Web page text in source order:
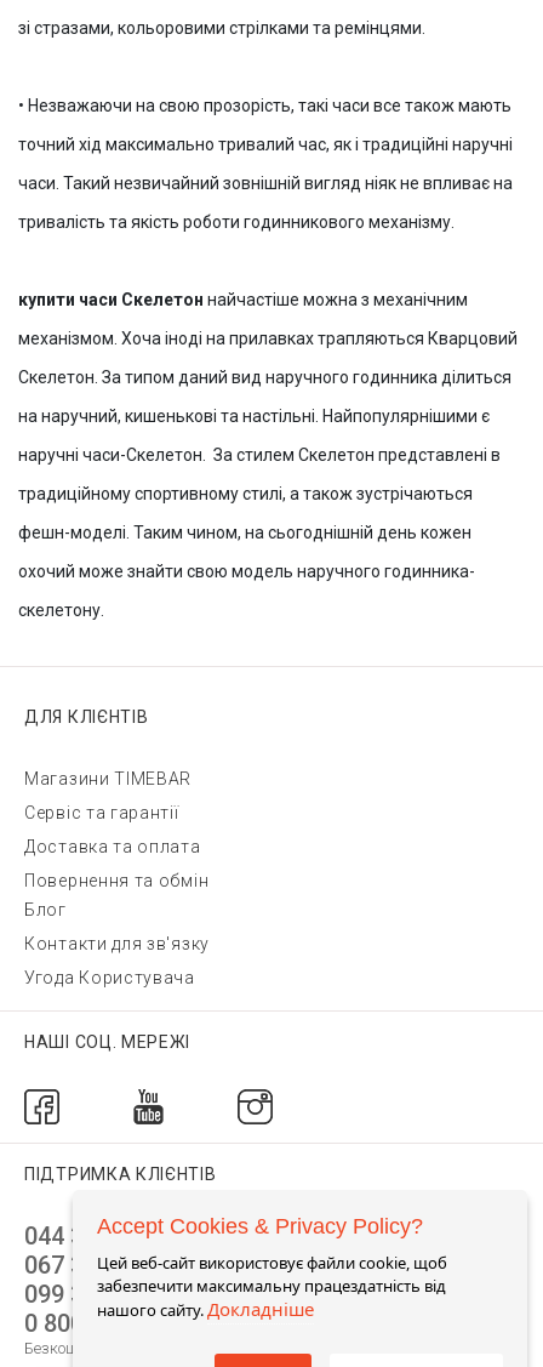
зі стразами, кольоровими стрілками та ремінцями.
• Незважаючи на свою прозорість, такі часи все також мають
точний хід максимально тривалий час, як і традиційні наручні
часи. Такий незвичайний зовнішній вигляд ніяк не впливає на
тривалість та якість роботи годинникового механізму.
купити часи Скелетон найчастіше можна з механічним
механізмом. Хоча іноді на прилавках трапляються Кварцовий
Скелетон. За типом даний вид наручного годинника ділиться
на наручний, кишенькові та настільні. Найпопулярнішими є
наручні часи-Скелетон. За стилем Скелетон представлені в
традиційному спортивному стилі, а також зустрічаються
фешн-моделі. Таким чином, на сьогоднішній день кожен
охочий може знайти свою модель наручного годинника-
скелетону.
ДЛЯ КЛІЄНТІВ
Магазини TIMEBAR
Сервіс та гарантії
Доставка та оплата
Повернення та обмін
Блог
Контакти для зв'язку
Угода Користувача
НАШІ СОЦ. МЕРЕЖІ
ПІДТРИМКА КЛІЄНТІВ
044 392 44 45
067 344 14 44 (viber)
099 399 23 80
0 800 305 805
Безкоштовно по Україні
Accept Cookies & Privacy Policy?
Цей веб-сайт використовує файли cookie, щоб
забезпечити максимальну працездатність від
нашого сайту.Докладніше